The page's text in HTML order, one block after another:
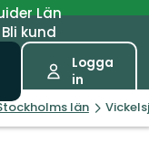
Län
Bli kund
Logga
in
län